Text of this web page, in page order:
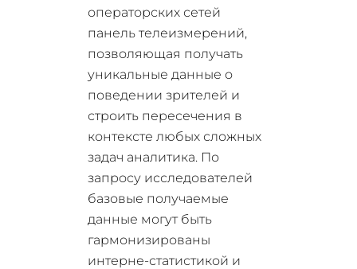
операторских сетей
панель телеизмерений,
позволяющая получать
уникальные данные о
поведении зрителей и
строить пересечения в
контексте любых сложных
задач аналитика. По
запросу исследователей
базовые получаемые
данные могут быть
гармонизированы
интерне-статистикой и